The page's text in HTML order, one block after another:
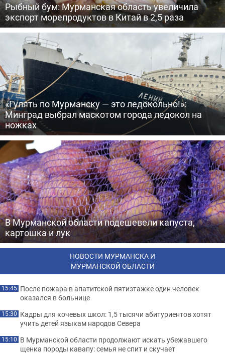
Рыбный бум: Мурманская область увеличила
экспорт морепродуктов в Китай в 2,5 раза
«Гулять по Мурманску — это ледокольно!»:
Минград выбрал маскотом города ледокол на
ножках
В Мурманской области подешевели капуста,
картошка и лук
НОВОСТИ МУРМАНСКА И
МУРМАНСКОЙ ОБЛАСТИ
15:45 После пожара в апатитской пятиэтажке один человек
оказался в больнице
15:30 Кадры для кочевых школ: 1,5 тысячи абитуриентов хотят
учить детей языкам народов Севера
15:10 В Мурманской области продолжают искать убежавшего
щенка породы кавапу: семья не спит и скучает